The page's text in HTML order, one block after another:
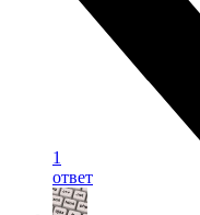
1
ответ